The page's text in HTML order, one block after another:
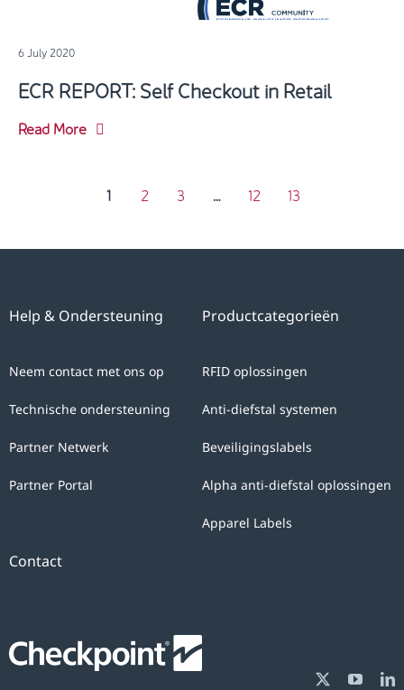
6 July 2020
ECR REPORT: Self Checkout in Retail
Read More
1 2 3 … 12 13
Productcategorieën
RFID oplossingen
Anti-diefstal systemen
Beveiligingslabels
Alpha anti-diefstal oplossingen
Apparel Labels
Help & Ondersteuning
Neem contact met ons op
Technische ondersteuning
Partner Netwerk
Partner Portal
Contact